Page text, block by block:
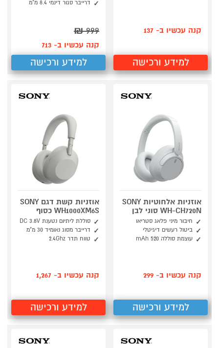
קנה עכשיו ב- 137
למידע ורכישה
דרייבר סגור דינמי 8.4 מ"מ
999
₪
קנה עכשיו ב- 713
למידע ורכישה
אוזניות אלחוטיות SONY
WH-CH720N סוני לבן
חיבור מיני פלאג סטריאו
ביטול רעשים דיגיטלי
עוצמת סוללה 520 mAh
קנה עכשיו ב- 299
למידע ורכישה
אוזניות קשת דגם SONY
WH1000XM6S כסוף
סוללת ליתיום נטענת DC 3.8V
דרייבר מסוג נאומיד 30 מ"מ
טווח תדר 2.4Ghz
קנה עכשיו ב- 1,267
למידע ורכישה